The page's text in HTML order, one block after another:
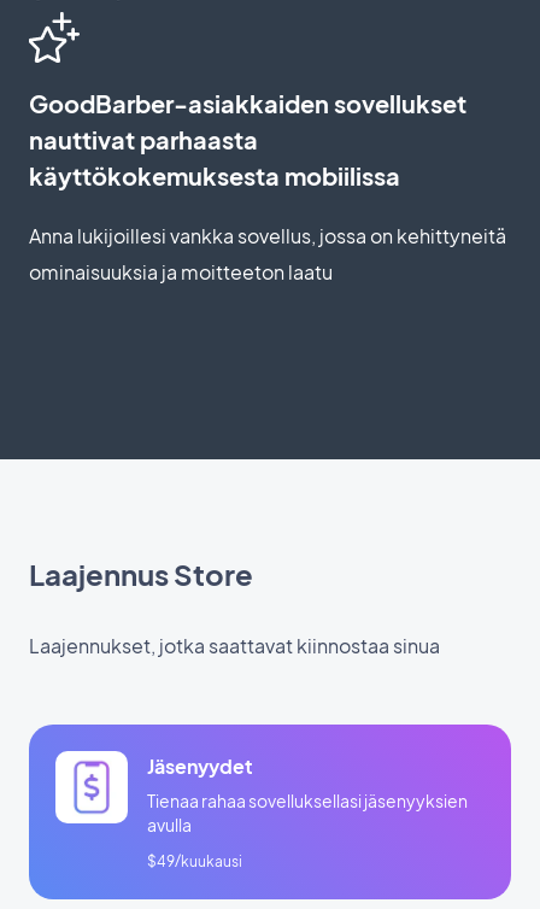
GoodBarber-asiakkaiden sovellukset
nauttivat parhaasta
käyttökokemuksesta mobiilissa
Anna lukijoillesi vankka sovellus, jossa on kehittyneitä
ominaisuuksia ja moitteeton laatu
Laajennus Store
Laajennukset, jotka saattavat kiinnostaa sinua
Jäsenyydet
Tienaa rahaa sovelluksellasi jäsenyyksien
avulla
$49/kuukausi